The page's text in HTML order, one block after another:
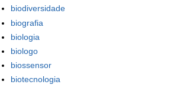
biodiversidade
biografia
biologia
biologo
biossensor
biotecnologia